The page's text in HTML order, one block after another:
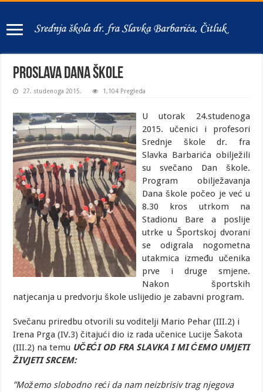
Proslava dana škole
27. studenoga 2015. 1,104 Pregleda
U utorak 24.studenoga
2015. učenici i profesori
Srednje škole dr. fra
Slavka Barbarića obilježili
su svečano Dan škole.
Program obilježavanja
Dana škole počeo je već u
8.30 kros utrkom na
Stadionu Bare a poslije
utrke u Športskoj dvorani
se odigrala nogometna
utakmica između učenika
prve i druge smjene.
Nakon športskih
natjecanja u predvorju škole uslijedio je zabavni program.
Svečanu priredbu otvorili su voditelji Mario Pehar (III.2) i
Irena Prga (IV.3) čitajući dio iz rada učenice Lucije Šakota
(III.2) na temu UČEĆI OD FRA SLAVKA I MI ĆEMO UMJETI
ŽIVJETI SRCEM:
”Možemo slobodno reći da nam neizbrisiv trag njegova